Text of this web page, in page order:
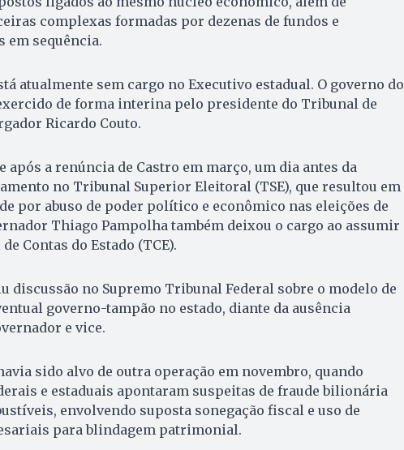
complexas formadas por dezenas de fundos e
em sequência.
atualmente sem cargo no Executivo estadual. O governo do
de forma interina pelo presidente do Tribunal de
Ricardo Couto.
após a renúncia de Castro em março, um dia antes da
no Tribunal Superior Eleitoral (TSE), que resultou em
por abuso de poder político e econômico nas eleições de
Thiago Pampolha também deixou o cargo ao assumir
Contas do Estado (TCE).
discussão no Supremo Tribunal Federal sobre o modelo de
governo-tampão no estado, diante da ausência
e vice.
sido alvo de outra operação em novembro, quando
e estaduais apontaram suspeitas de fraude bilionária
envolvendo suposta sonegação fiscal e uso de
para blindagem patrimonial.